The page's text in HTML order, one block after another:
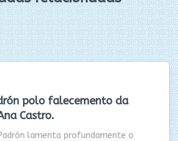
polo falecemento da
Castro.
lamenta profundamente o